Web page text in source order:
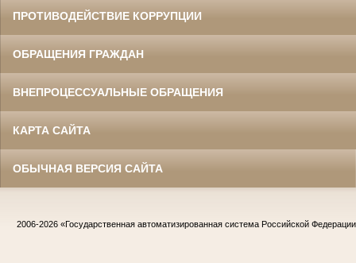
ПРОТИВОДЕЙСТВИЕ КОРРУПЦИИ
ОБРАЩЕНИЯ ГРАЖДАН
ВНЕПРОЦЕССУАЛЬНЫЕ ОБРАЩЕНИЯ
КАРТА САЙТА
ОБЫЧНАЯ ВЕРСИЯ САЙТА
2006-2026 «Государственная автоматизированная система Российской